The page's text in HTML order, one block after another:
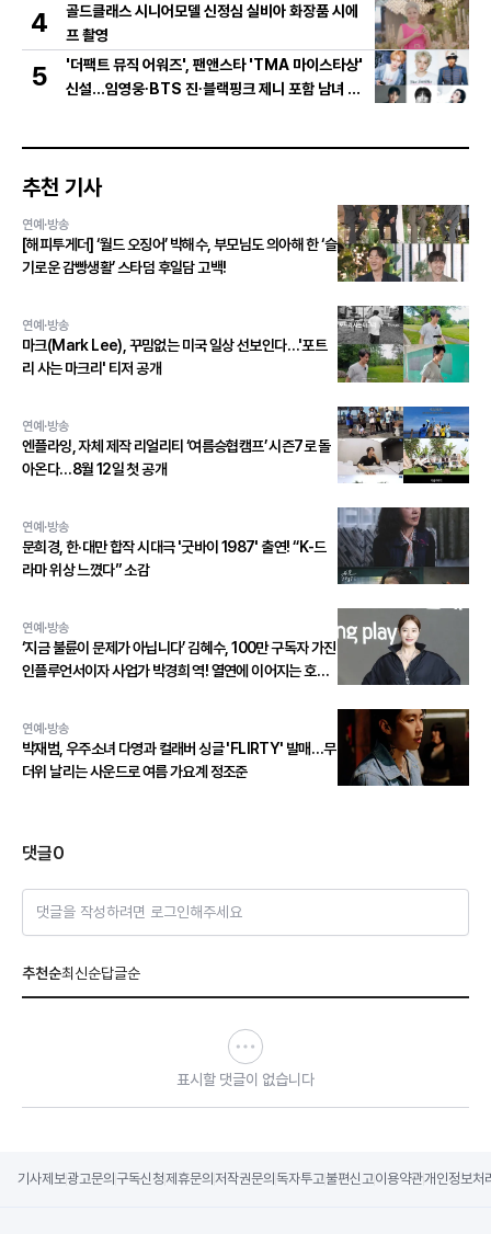
4
골드클래스 시니어모델 신정심 실비아 화장품 시에
프 촬영
5
'더팩트 뮤직 어워즈', 팬앤스타 'TMA 마이스타상'
신설...임영웅∙BTS 진∙블랙핑크 제니 포함 남녀 아
추천 기사
연예·방송
[해피투게더] ‘월드 오징어’ 박해수, 부모님도 의아해 한 ‘슬
기로운 감빵생활’ 스타덤 후일담 고백!
연예·방송
마크(Mark Lee), 꾸밈없는 미국 일상 선보인다…'포트
리 사는 마크리' 티저 공개
연예·방송
엔플라잉, 자체 제작 리얼리티 ‘여름승협캠프’ 시즌7로 돌
아온다…8월 12일 첫 공개
연예·방송
문희경, 한·대만 합작 시대극 '굿바이 1987' 출연! “K-드
라마 위상 느꼈다” 소감
연예·방송
‘지금 불륜이 문제가 아닙니다’ 김혜수, 100만 구독자 가진
인플루언서이자 사업가 박경희 역! 열연에 이어지는 호평
연예·방송
박재범, 우주소녀 다영과 컬래버 싱글 'FLIRTY' 발매…무
더위 날리는 사운드로 여름 가요계 정조준
댓글0
댓글을 작성하려면 로그인해주세요
추천순최신순답글순
표시할 댓글이 없습니다
기사제보광고문의 구독신청제휴문의 저작권문의 독자투고불편신고이용약관개인정보처